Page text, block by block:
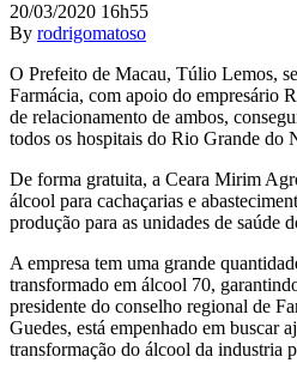
20/03/2020 16h55
By rodrigomatoso
O Prefeito de Macau, Túlio Lemos,
Farmácia, com apoio do empresário
de relacionamento de ambos,
todos os hospitais do Rio Grande do
De forma gratuita, a Ceara Mirim
álcool para cachaçarias e
produção para as unidades de saúde
A empresa tem uma grande
transformado em álcool 70,
presidente do conselho regional de
Guedes, está empenhado em buscar
transformação do álcool da industria